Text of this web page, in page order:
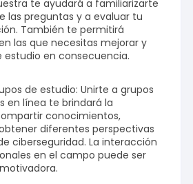
te ayudará a familiarizarte
las preguntas y a evaluar tu
También te permitirá
las que necesitas mejorar y
estudio en consecuencia.
de estudio: Unirte a grupos
en línea te brindará la
conocimientos,
diferentes perspectivas
ciberseguridad. La interacción
en el campo puede ser